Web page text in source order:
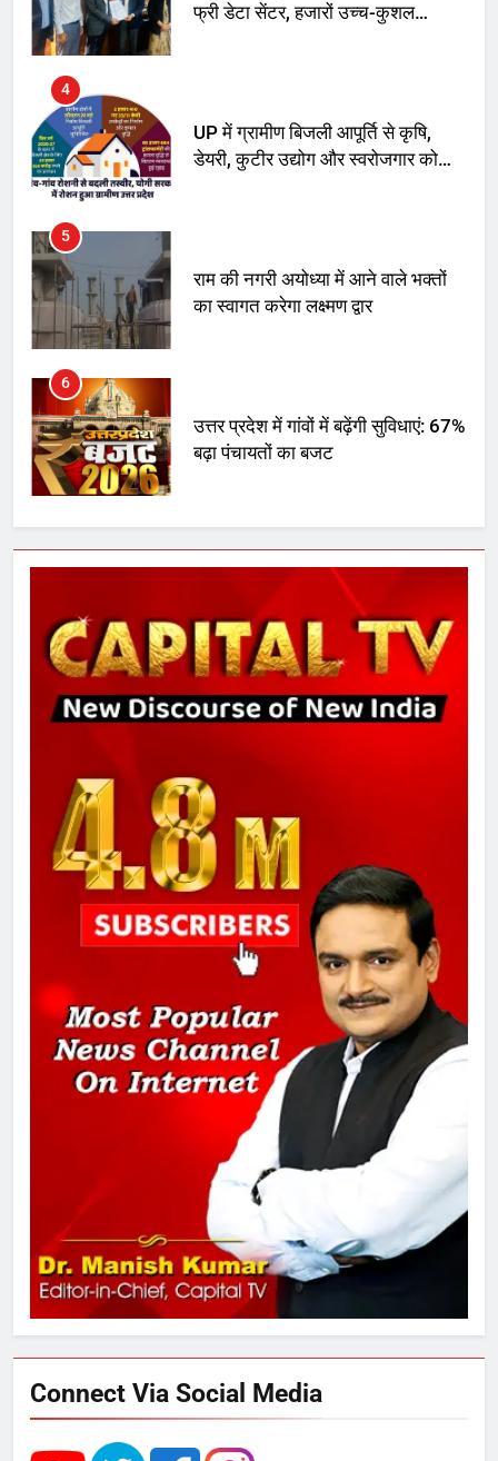
फ्री डेटा सेंटर, हजारों उच्च-कुशल
4
UP में ग्रामीण बिजली आपूर्ति से कृषि,
डेयरी, कुटीर उद्योग और स्वरोजगार को
5
राम की नगरी अयोध्या में आने वाले भक्तों
का स्वागत करेगा लक्ष्मण द्वार
6
उत्तर प्रदेश में गांवों में बढ़ेंगी सुविधाएं: 67%
बढ़ा पंचायतों का बजट
7
गाजा युद्धविराम को लेकर बड़ी खबरें
8
चुनाव से पहले लालू परिवार पर बड़ा झटका,
तय किए
1
SRN अस्पताल का नाम अमर शहीद ठाकुर
रोशन सिंह के नाम पर करने की मांग तेज
अमर शहीद ठाकुर रोशन सिंह के नाम पर
स्वरूप रानी नेहरू चिकित्सालय का
नामकरण करने की मांग को लेकर
अनिश्चितकालीन धरना शुरू
289 एकड़ भूमि पर विकसित होगा कार्बन-
फ्री डेटा सेंटर, हजारों उच्च-कुशल
रोजगार सृजन की संभावना
4
UP में ग्रामीण बिजली आपूर्ति से कृषि,
डेयरी, कुटीर उद्योग और स्वरोजगार को
मिला बढ़ावा
राम की नगरी अयोध्या में आने वाले भक्तों
Connect Via Social Media